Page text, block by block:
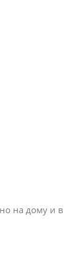
на дому и в